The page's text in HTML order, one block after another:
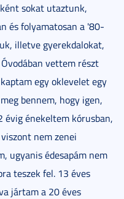
sokat utaztunk,
és folyamatosan a '80-
illetve gyerekdalokat,
vettem részt
egy oklevelet egy
bennem, hogy igen,
évig énekeltem kórusban,
nem zenei
ugyanis édesapám nem
teszek fel. 13 éves
jártam a 20 éves